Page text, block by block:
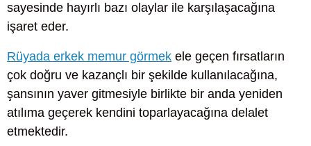
sayesinde hayırlı bazı olaylar ile karşılaşacağına
işaret eder.
Rüyada erkek memur görmek ele geçen fırsatların
çok doğru ve kazançlı bir şekilde kullanılacağına,
şansının yaver gitmesiyle birlikte bir anda yeniden
atılıma geçerek kendini toparlayacağına delalet
etmektedir.